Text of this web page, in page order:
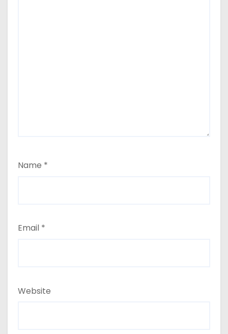
Name *
Email *
Website